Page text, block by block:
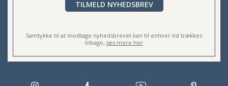
TILMELD NYHEDSBREV
Samtykke til at modtage nyhedsbrevet kan til enhver tid trækkes
tilbage, læs mere her